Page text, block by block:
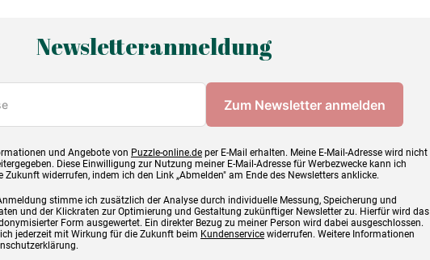
Newsletteranmeldung
und Angebote von Puzzle-online.de per E-Mail erhalten. Meine E-Mail-Adresse wird nicht
Diese Einwilligung zur Nutzung meiner E-Mail-Adresse für Werbezwecke kann ich
widerrufen, indem ich den Link „Abmelden" am Ende des Newsletters anklicke.
stimme ich zusätzlich der Analyse durch individuelle Messung, Speicherung und
und der Klickraten zur Optimierung und Gestaltung zukünftiger Newsletter zu. Hierfür wird das
Form ausgewertet. Ein direkter Bezug zu meiner Person wird dabei ausgeschlossen.
jederzeit mit Wirkung für die Zukunft beim Kundenservice widerrufen. Weitere Informationen